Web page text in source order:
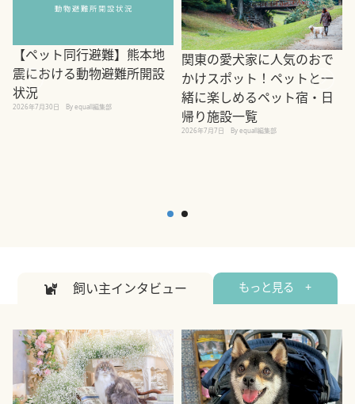
【ペット同行避難】熊本地
震における動物避難所開設
状況
2026年7月30日 By equall編集部
関東の愛犬家に人気のおで
かけスポット！ペットと一
緒に楽しめるペット宿・日
帰り施設一覧
2026年7月7日 By equall編集部
飼い主インタビュー もっと見る +